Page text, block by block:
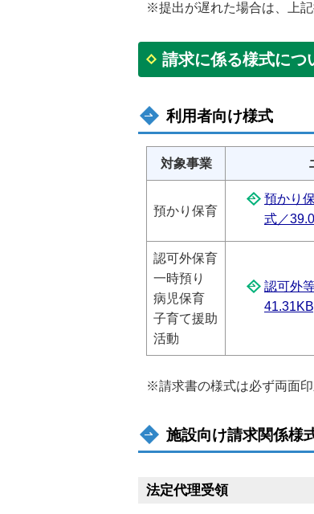
※提出が遅れた場合は、上記
請求に係る様式につ
利用者向け様式
対象事業
預かり保育
預かり
式／
認可外保育
一時預り
病児保育
子育て援助
活動
認可外
※請求書の様式は必ず両面印
施設向け請求関係様
法定代理受領